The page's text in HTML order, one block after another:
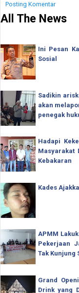
Posting Komentar
All The News
Ini Pesan
Sosial
Sadikin
akan
penegak
Hadapi
Masyarakat
Kebakaran
Kades
APMM
Pekerjaan
Tak Kunjung
Grand
Drink yang